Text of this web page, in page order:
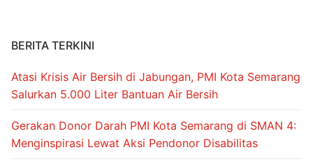
BERITA TERKINI
Atasi Krisis Air Bersih di Jabungan, PMI Kota Semarang
Salurkan 5.000 Liter Bantuan Air Bersih
Gerakan Donor Darah PMI Kota Semarang di SMAN 4:
Menginspirasi Lewat Aksi Pendonor Disabilitas